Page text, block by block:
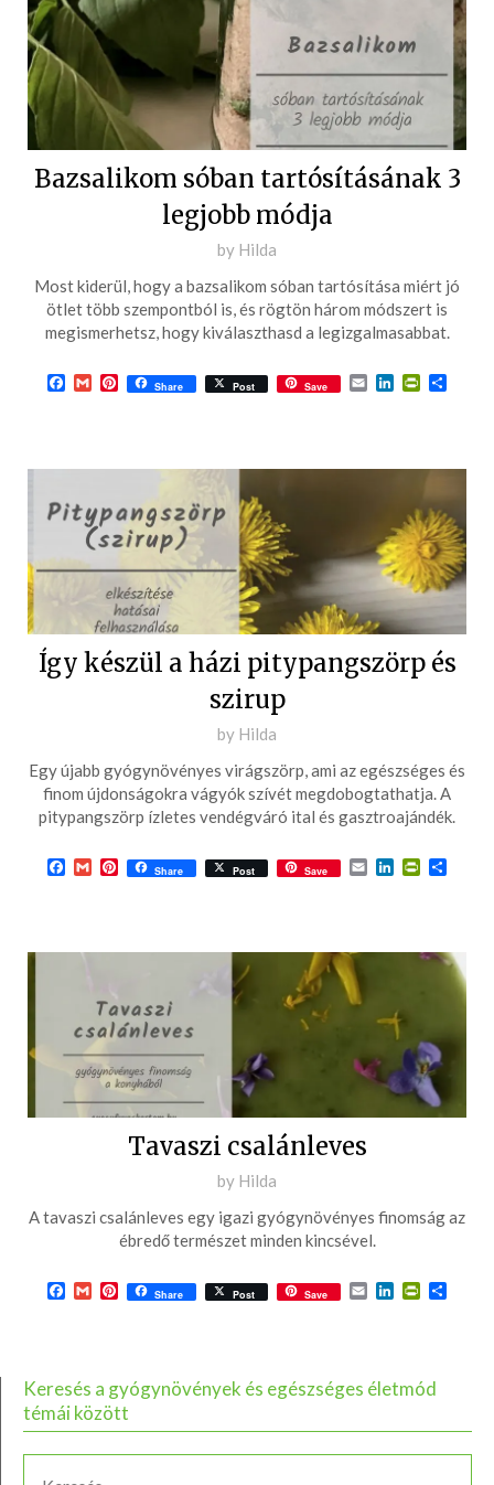
Bazsalikom sóban tartósításának 3
legjobb módja
Posted
on
2022-
06-
by Hilda
Most kiderül, hogy a bazsalikom sóban tartósítása miért jó
ötlet több szempontból is, és rögtön három módszert is
megismerhetsz, hogy kiválaszthasd a legizgalmasabbat.
Facebook
GmailPinterest
Share Post Save EmailLinkedIn
Így készül a házi pitypangszörp és
szirup
Posted
2022-
05-
by Hilda
Egy újabb gyógynövényes virágszörp, ami az egészséges és
finom újdonságokra vágyók szívét megdobogtathatja. A
pitypangszörp ízletes vendégváró ital és gasztroajándék.
Facebook
GmailPinterest
Share Post Save EmailLinkedIn
Tavaszi csalánleves
Posted
on
2021-
13
by Hilda
A tavaszi csalánleves egy igazi gyógynövényes finomság az
ébredő természet minden kincsével.
Facebook
GmailPinterest
Share Post Save EmailLinkedIn
Keresés a gyógynövények és egészséges életmód
témái között